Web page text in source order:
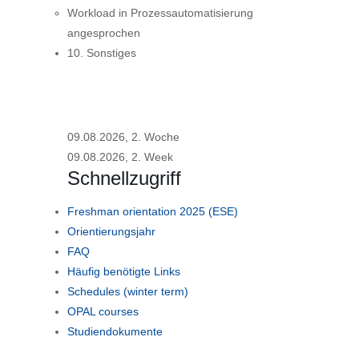
Workload in Prozessautomatisierung
angesprochen
10. Sonstiges
09.08.2026, 2. Woche
09.08.2026, 2. Week
Schnellzugriff
Freshman orientation 2025 (ESE)
Orientierungsjahr
FAQ
Häufig benötigte Links
Schedules (winter term)
OPAL courses
Studiendokumente